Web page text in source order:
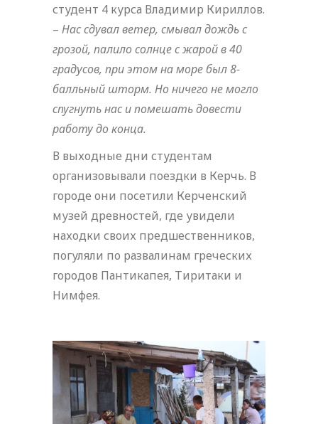
студент 4 курса Владимир Кириллов.
– Нас сдувал ветер, смывал дождь с
грозой, палило солнце с жарой в 40
градусов, при этом на море был 8-
балльный шторм. Но ничего не могло
спугнуть нас и помешать довести
работу до конца.
В выходные дни студентам
организовывали поездки в Керчь. В
городе они посетили Керченский
музей древностей, где увидели
находки своих предшественников,
погуляли по развалинам греческих
городов Пантикапея, Тиритаки и
Нимфея.